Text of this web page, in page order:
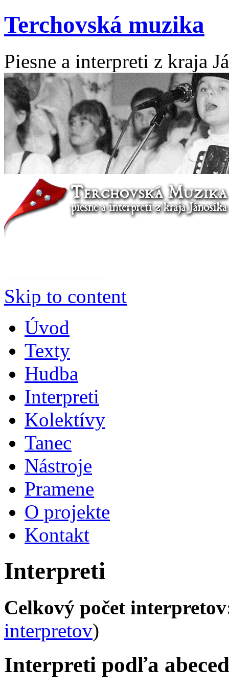
Terchovská muzika
Piesne a interpreti z kraja
Skip to content
Úvod
Texty
Hudba
Interpreti
Kolektívy
Tanec
Nástroje
Pramene
O projekte
Kontakt
Interpreti
Celkový počet
interpretov)
Interpreti podľa